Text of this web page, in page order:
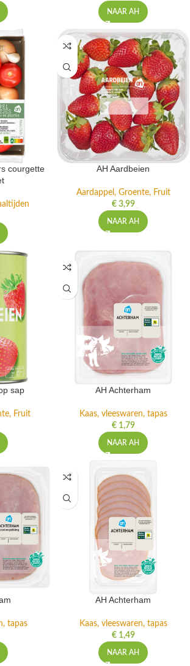
NAAR AH
courgette
AH Aardbeien
Aardappel, Groente, Fruit
€3,99
NAAR AH
sap
Fruit
AH Achterham
Kaas, vleeswaren, tapas
€1,79
NAAR AH
tapas
AH Achterham
Kaas, vleeswaren, tapas
€1,49
NAAR AH